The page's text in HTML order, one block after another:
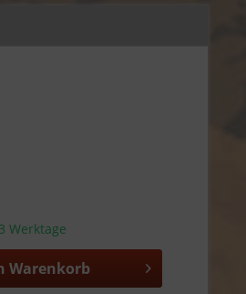
Werktage
Warenkorb